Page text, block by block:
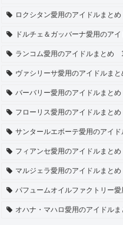
ロクシタン愛用のアイドルまとめ
ドルチェ＆ガッバーナ愛用のア
ランコム愛用のアイドルまとめ 1
ヴァシリーサ愛用のアイドルまと
バーバリー愛用のアイドルまとめ
フローリス愛用のアイドルまとめ
サンタールエボーテ愛用のアイド
フィアンセ愛用のアイドルまとめ
マルジェラ愛用のアイドルまとめ
パフュームオイルファクトリー
オハナ・マハロ愛用のアイドルま